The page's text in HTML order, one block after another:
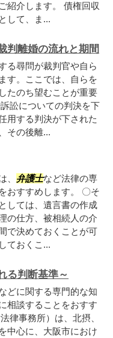
紹介します。 債権回収
して、ま...
判離婚の流れと期間
る尋問が裁判官や自ら
す。ここでは、自らを
たのち望むことが重要
訟についての判決を下
用する判決が下された
その後離...
、 弁護士など法律の専
おすすめします。 〇そ
しては、遺言書の作成
の仕方、被相続人の介
で決めておくことが可
ておくこ...
る判断基準～
どに関する専門的な知
相談することをおすす
律事務所）は、北摂、
中心に、大阪市におけ